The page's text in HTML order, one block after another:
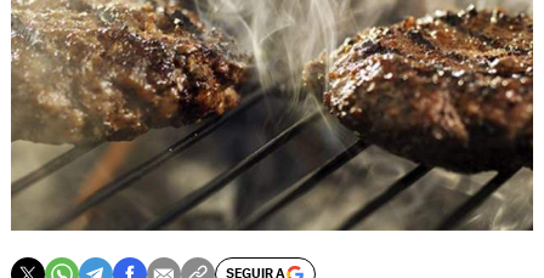
SEGUIR A